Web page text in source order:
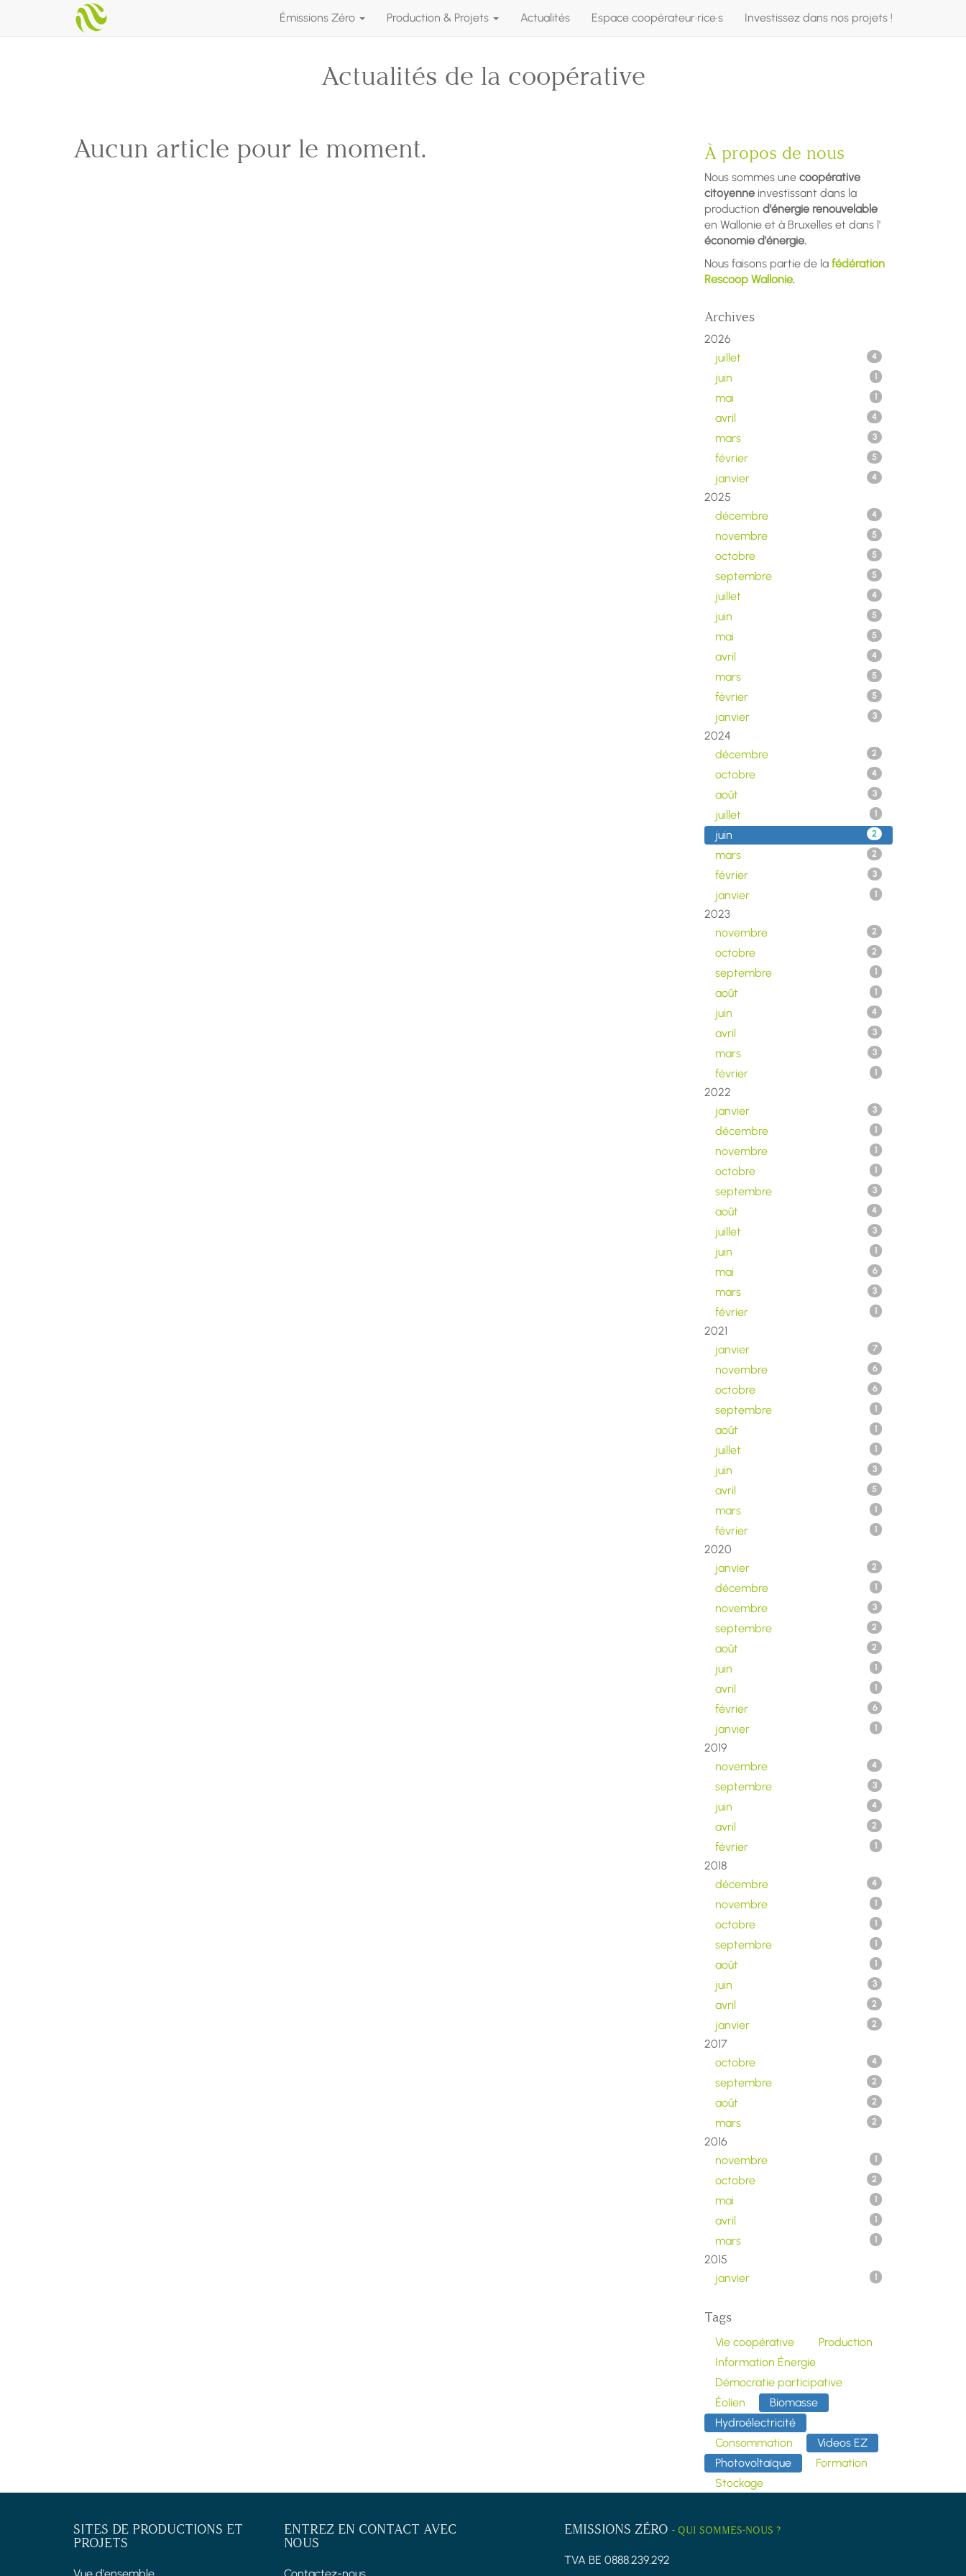
Émissions Zéro Production & Projets Actualités Espace coopérateur·rice·s Investissez dans nos projets !
Actualités de la coopérative
Aucun article pour le moment. À propos de nous
Nous sommes une coopérative
citoyenne investissant dans la
production d'énergie renouvelable
en Wallonie et à Bruxelles et dans l'
économie d'énergie.
Nous faisons partie de la fédération
Rescoop Wallonie.
Archives
2026
juillet
4
juin 1
mai 1
avril 4
mars 3
février 5
janvier 4
2025
décembre
4
novembre 5
octobre 5
septembre 5
juillet 4
juin 5
mai 5
avril 4
mars 5
février 5
janvier 3
2024
décembre
2
octobre 4
août 3
juillet 1
juin 2
mars 2
février 3
janvier 1
2023
novembre
2
octobre 2
septembre 1
août 1
juin 4
avril 3
mars 3
février 1
2022
janvier
3
décembre 1
novembre 1
octobre 1
septembre 3
août 4
juillet 3
juin 1
mai 6
mars 3
février 1
2021
janvier
7
novembre 6
octobre 6
septembre 1
août 1
juillet 1
juin 3
avril 5
mars 1
février 1
2020
janvier
2
décembre 1
novembre 3
septembre 2
août 2
juin 1
avril 1
février 6
janvier 1
2019
novembre
4
septembre 3
juin 4
avril 2
février 1
2018
décembre
4
novembre 1
octobre 1
septembre 1
août 1
juin 3
avril 2
janvier 2
2017
octobre
4
septembre 2
août 2
mars 2
2016
novembre
1
octobre 2
mai 1
avril 1
mars 1
2015
janvier
1
Tags
Vie coopérative
Production
Information Énergie
Démocratie participative
Éolien
Biomasse
Hydroélectricité
Consommation
Videos EZ
Photovoltaïque
Formation
Stockage
SITES DE PRODUCTIONS ET
PROJETS
ENTREZ EN CONTACT AVEC
NOUS
EMISSIONS ZÉRO - QUI SOMMES-NOUS ?
TVA BE 0888.239.292